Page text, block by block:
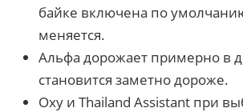
байке включена по
меняется.
Альфа дорожает примерно в
становится заметно дороже.
Oxy и Thailand Assistant при